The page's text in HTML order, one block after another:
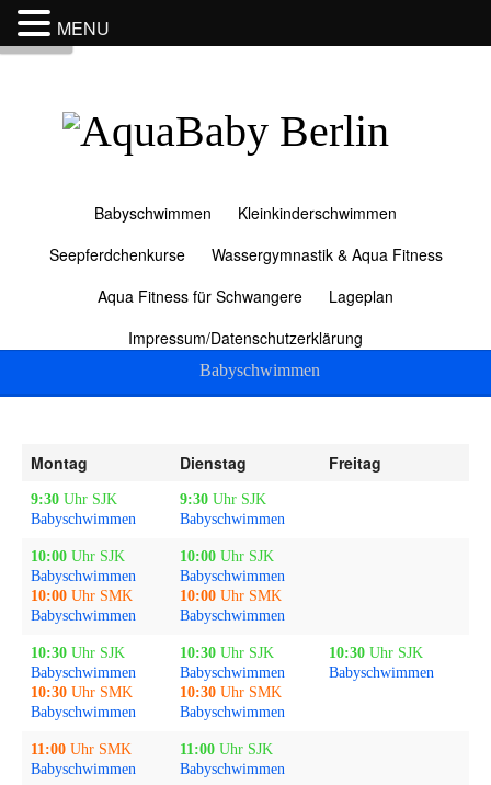
Menu
Babyschwimmen
Kleinkinderschwimmen
Seepferdchenkurse
Wassergymnastik & Aqua Fitness
Aqua Fitness für Schwangere
Lageplan
Impressum/Datenschutzerklärung
Babyschwimmen
Montag Dienstag Freitag
9:30 Uhr SJK
Babyschwimmen
9:30 Uhr SJK
Babyschwimmen
10:00 Uhr SJK
Babyschwimmen
10:00 Uhr SMK
Babyschwimmen
10:00 Uhr SJK
Babyschwimmen
10:00 Uhr SMK
Babyschwimmen
10:30 Uhr SJK
Babyschwimmen
10:30 Uhr SMK
Babyschwimmen
10:30 Uhr SJK
Babyschwimmen
10:30 Uhr SMK
Babyschwimmen
10:30 Uhr SJK
Babyschwimmen
11:00 Uhr SMK
Babyschwimmen
11:00 Uhr SJK
Babyschwimmen
MENU